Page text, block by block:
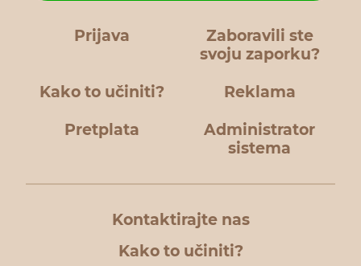
Prijava
Zaboravili ste
svoju zaporku?
Kako to učiniti? Reklama
Pretplata
Administrator
sistema
Kontaktirajte nas
Kako to učiniti?